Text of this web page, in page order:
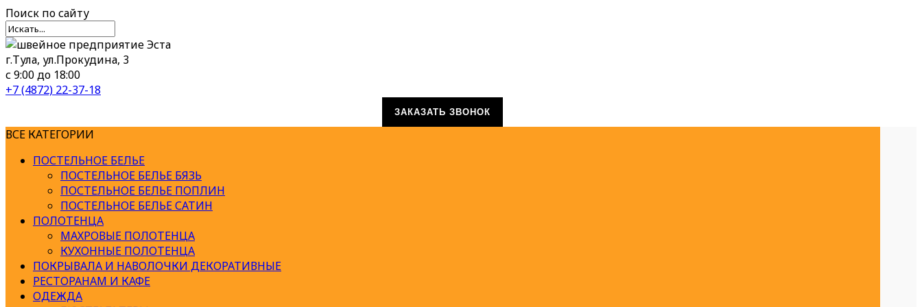
Поиск по сайту
г.Тула, ул.Прокудина, 3
с 9:00 до 18:00
+7 (4872) 22-37-18
ЗАКАЗАТЬ ЗВОНОК
ВСЕ КАТЕГОРИИ
ПОСТЕЛЬНОЕ БЕЛЬЕ
ПОСТЕЛЬНОЕ БЕЛЬЕ БЯЗЬ
ПОСТЕЛЬНОЕ БЕЛЬЕ ПОПЛИН
ПОСТЕЛЬНОЕ БЕЛЬЕ САТИН
ПОЛОТЕНЦА
МАХРОВЫЕ ПОЛОТЕНЦА
КУХОННЫЕ ПОЛОТЕНЦА
ПОКРЫВАЛА И НАВОЛОЧКИ ДЕКОРАТИВНЫЕ
РЕСТОРАНАМ И КАФЕ
ОДЕЖДА